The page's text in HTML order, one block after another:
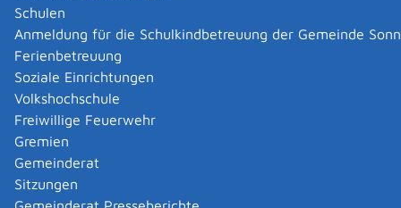
Schulen
Anmeldung für die Schulkindbetreuung der Gemeinde
Ferienbetreuung
Soziale Einrichtungen
Volkshochschule
Freiwillige Feuerwehr
Gremien
Gemeinderat
Sitzungen